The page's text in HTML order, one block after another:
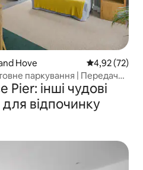
Hove Середня
4,92 (72)
паркування | Передача
Pier: інші чудові
відпочинку